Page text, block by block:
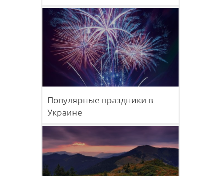
Популярные праздники в
Украине